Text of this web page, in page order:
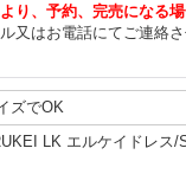
、予約、完売になる場
又はお電話にてご連絡さ
ズでOK
LK エルケイドレス/